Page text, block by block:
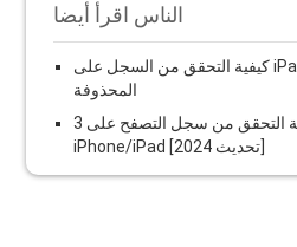
الناس اقرأ أيضا
كيفية التحقق من السجل على iPad بعد اختفاء البيانات
المحذوفة
3 طرق نهائية لكيفية التحقق من سجل التصفح على
iPhone/iPad [تحديث 2024]